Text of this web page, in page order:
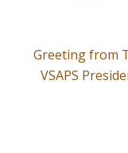
Greeting from
VSAPS